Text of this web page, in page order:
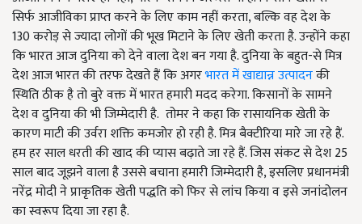
सिर्फ आजीविका प्राप्त करने के लिए काम नहीं करता, बल्कि वह देश के
130 करोड़ से ज्यादा लोगों की भूख मिटाने के लिए खेती करता है. उन्होंने कहा
कि भारत आज दुनिया को देने वाला देश बन गया है. दुनिया के बहुत-से मित्र
देश आज भारत की तरफ देखते हैं कि अगरभारत में खाद्यान्न उत्पादनकी
स्थिति ठीक है तो बुरे वक्त में भारत हमारी मदद करेगा. किसानों के सामने
देश व दुनिया की भी जिम्मेदारी है. तोमर ने कहा कि रासायनिक खेती के
कारण माटी की उर्वरा शक्ति कमजोर हो रही है. मित्र बैक्टीरिया मारे जा रहे हैं.
हम हर साल धरती की खाद की प्यास बढ़ाते जा रहे हैं. जिस संकट से देश 25
साल बाद जूझने वाला है उससे बचाना हमारी जिम्मेदारी है, इसलिए प्रधानमंत्री
नरेंद्र मोदी ने प्राकृतिक खेती पद्धति को फिर से लांच किया व इसे जनांदोलन
का स्वरूप दिया जा रहा है.